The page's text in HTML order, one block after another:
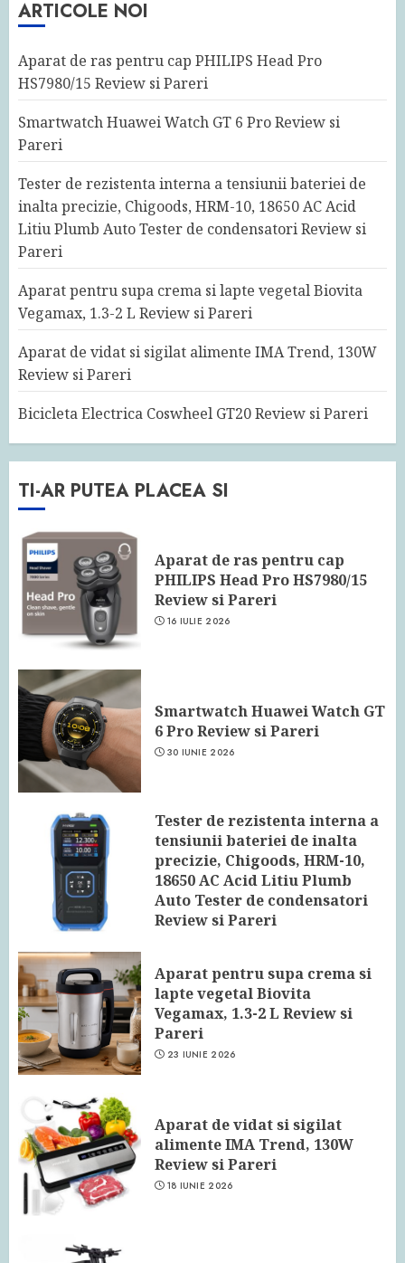
ARTICOLE NOI
Aparat de ras pentru cap PHILIPS Head Pro
HS7980/15 Review si Pareri
Smartwatch Huawei Watch GT 6 Pro Review si
Pareri
Tester de rezistenta interna a tensiunii bateriei de
inalta precizie, Chigoods, HRM-10, 18650 AC Acid
Litiu Plumb Auto Tester de condensatori Review si
Pareri
Aparat pentru supa crema si lapte vegetal Biovita
Vegamax, 1.3-2 L Review si Pareri
Aparat de vidat si sigilat alimente IMA Trend, 130W
Review si Pareri
Bicicleta Electrica Coswheel GT20 Review si Pareri
TI-AR PUTEA PLACEA SI
Aparat de ras pentru cap
PHILIPS Head Pro HS7980/15
Review si Pareri
16 IULIE 2026
Smartwatch Huawei Watch GT
6 Pro Review si Pareri
30 IUNIE 2026
Tester de rezistenta interna a
tensiunii bateriei de inalta
precizie, Chigoods, HRM-10,
18650 AC Acid Litiu Plumb
Auto Tester de condensatori
Review si Pareri
Aparat pentru supa crema si
lapte vegetal Biovita
Vegamax, 1.3-2 L Review si
Pareri
23 IUNIE 2026
Aparat de vidat si sigilat
alimente IMA Trend, 130W
Review si Pareri
18 IUNIE 2026